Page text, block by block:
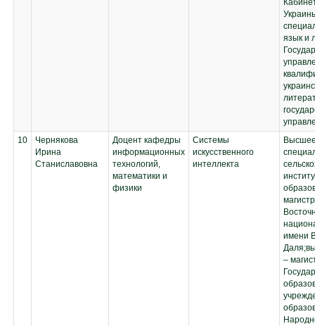
разработки
стандартов и
нормативной
язык и
10
Чернякова
Ирина
Станиславовна
Доцент кафедры
информационных
технологий,
математики и
физики
Системы
искусственного
интеллекта
имени
–